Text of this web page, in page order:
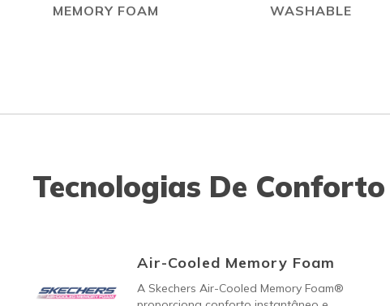
MEMORY FOAM
WASHABLE
Tecnologias De Conforto
Air-Cooled Memory Foam
A Skechers Air-Cooled Memory Foam®